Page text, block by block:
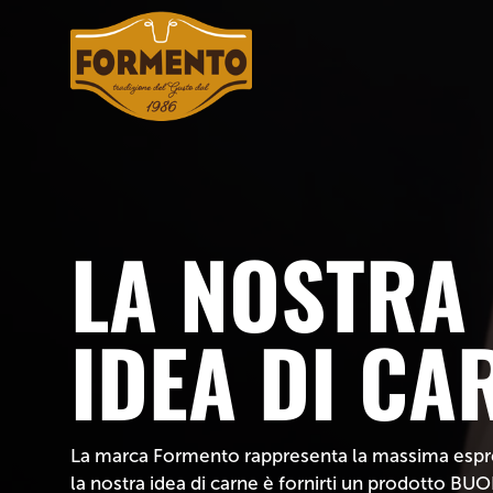
LA NOSTRA
IDEA DI
La marca Formento rappresenta la massima
la nostra idea di carne è fornirti un prodotto
Grazie a processi produttivi controllati e
controllo diretto e selezione della materia
agroalimentare in tutta la filiera.